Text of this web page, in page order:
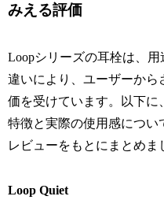
みえる評価
Loopシリーズの耳栓は、
違いにより、ユーザーから
価を受けています。以下に
特徴と実際の使用感につい
レビューをもとにまとめま
Loop Quiet